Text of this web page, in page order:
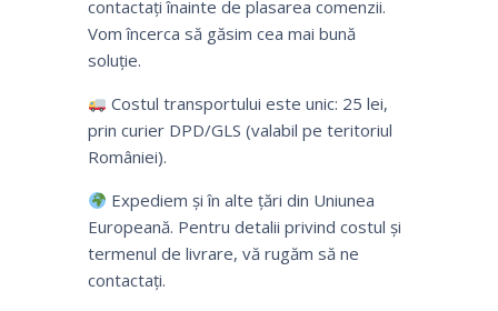
contactați înainte de plasarea comenzii.
Vom încerca să găsim cea mai bună
soluție.
Costul transportului este unic: 25 lei,
prin curier DPD/GLS (valabil pe teritoriul
României).
Expediem și în alte țări din Uniunea
Europeană. Pentru detalii privind costul și
termenul de livrare, vă rugăm să ne
contactați.